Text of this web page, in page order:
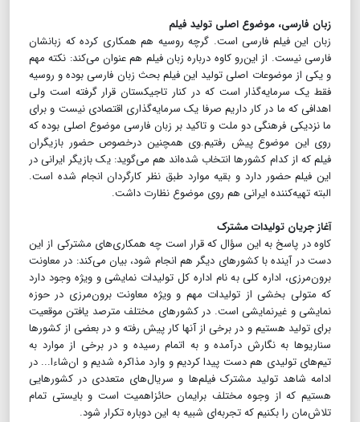
زبان فارسی، موضوع اصلی تولید فیلم
زبان این فیلم فارسی است. گرچه روسیه هم همکاری کرده که زبانشان
فارسی نیست. از این‌رو کاوه درباره زبان فیلم هم عنوان می‌کند: نکته مهم
و یکی از موضوعات اصلی تولید این فیلم بحث زبان فارسی بوده و روسیه
فقط یک سرمایه‌گذار است که در کنار تاجیکستان قرار گرفته است ولی
اهدافی که ما در کار داریم صرفا یک سرمایه‌گذاری اقتصادی نیست و برای
ما نزدیکی فرهنگی دو ملت و تاکید بر زبان فارسی موضوع اصلی بوده که
روی این موضوع پیش رفتیم.‌وی همچنین در‌خصوص حضور بازیگران
فیلم که از کدام کشورها انتخاب شده‌اند هم می‌گوید: یک بازیگر ایرانی در
این فیلم حضور دارد و بقیه موارد طبق نظر کارگردان انجام شده است.
البته تهیه‌کننده ایرانی هم روی موضوع نظارت داشت.
آغاز جریان تولیدات مشترک
کاوه در پاسخ به این سؤال که قرار است چه همکاری‌های مشترکی از این
دست در آینده با کشورهای دیگر هم انجام شود، بیان می‌کند: در معاونت
برون‌مرزی، اداره کلی به نام اداره کل تولیدات نمایشی و ویژه وجود دارد
که متولی بخشی از تولیدات مهم و ویژه معاونت برون‌مرزی در حوزه
نمایشی و غیرنمایشی است. در کشورهای مختلف مترصد یافتن موقعیت
برای تولید هستیم و در برخی از آنها کار پیش رفته و در بعضی از کشورها
سناریوها به نگارش در‌آمده و به اتمام رسیده و در برخی از موارد به
تیم‌های تولیدی هم دست پیدا کردیم و وارد مذاکره شدیم و ان‌شاءا... در
ادامه شاهد تولید مشترک فیلم‌ها و سریال‌های متعددی در کشورهایی
هستیم که از وجوه مختلف برایمان حائز‌اهمیت است و بایستی تمام
تلاش‌مان را بکنیم که تجربه‌ای شبیه به این دوباره تکرار شود.